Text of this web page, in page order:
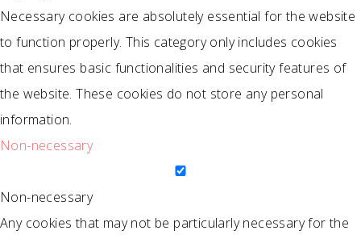
Necessary cookies are absolutely essential for the website
to function properly. This category only includes cookies
that ensures basic functionalities and security features of
the website. These cookies do not store any personal
information.
Non-necessary
Non-necessary
Any cookies that may not be particularly necessary for the